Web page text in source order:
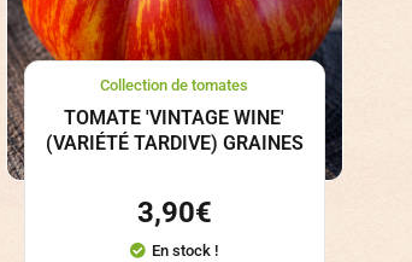
Collection de tomates
TOMATE 'VINTAGE WINE'
(VARIÉTÉ TARDIVE) GRAINES
3,90€
En stock !